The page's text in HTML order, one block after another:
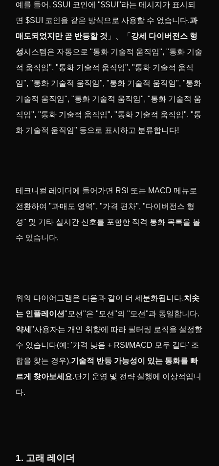
예를 들어, $SUI 코인에 "$SUI"라는 메시지가 표시되
면 $SUI 코인을 같은 방식으로 사용할 수 없습니다.과
매도되었지만 곧 반등할 것 」、「 강세 다이버전스 형
성시스템은 자동으로 "통화 기술적 움직임", "통화 기술
적 움직임", "통화 기술적 움직임", "통화 기술적 움직
임", "통화 기술적 움직임", "통화 기술적 움직임", "통화
기술적 움직임", "통화 기술적 움직임", "통화 기술적 움
직임", "통화 기술적 움직임", "통화 기술적 움직임", "통
화 기술적 움직임" 등으로 표시하고 분류합니다!
테크니컬 레이더에 들어가면 RSI 또는 MACD 메뉴로
전환하여 "과매도 영역", "가격 편차", "다이버전스 형
성" 및 기타 실시간 신호를 포함한 적격 통화 목록을 볼
수 있습니다.
위의 다이어그램은 다음과 같이 더 세분화됩니다.치솟
는 인플레이션"모션"은 "모션"의 "모션"과 동일합니다.
약세"사용자는 개인 취향에 따라 필터링 로직을 설정할
수 있습니다(예: '가격 낮음 + RSI/MACD 모두 길다' 조
합을 찾는 경우).기술적 반등 가능성이 있는 통화를 빠
르게 찾아보세요.단기 운영 및 전략 실행에 이상적입니
다.
1. 고래 레이더